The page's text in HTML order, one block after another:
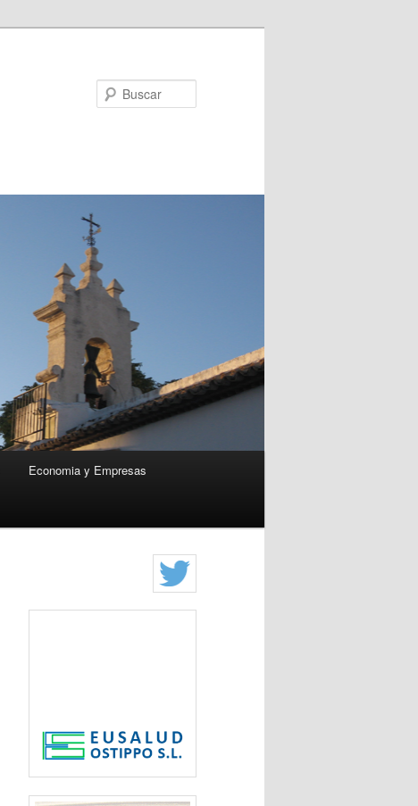
Economia y Empresas